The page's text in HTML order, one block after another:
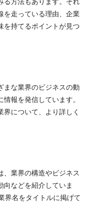
を走っている理由、企業
を持てるポイントが見つ
まな業界のビジネスの動
報を発信しています。
について、より詳しく
、業界の構造やビジネス
向などを紹介していま
界名をタイトルに掲げて